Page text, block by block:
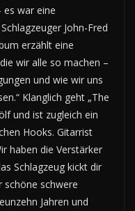
es war eine
John-Fred
erzählt eine
wir alle so machen –
und wie wir uns
Klanglich geht „The
und ist zugleich ein
Hooks. Gitarrist
haben die Verstärker
Schlagzeug kickt dir
schöne schwere
Jahren und